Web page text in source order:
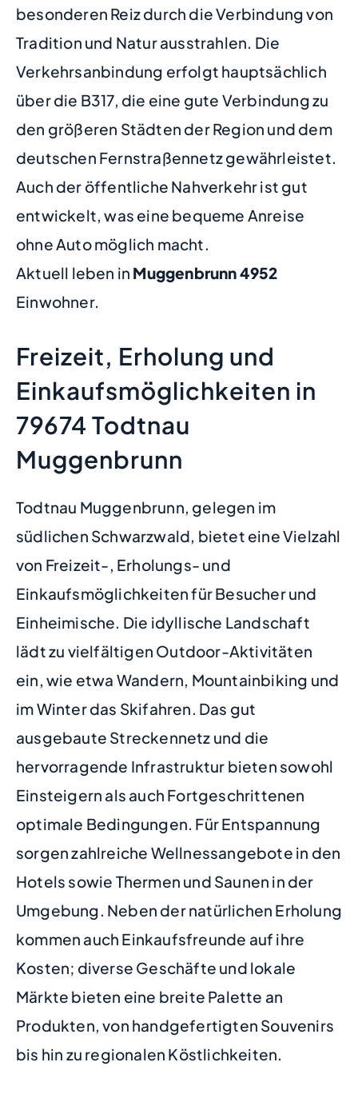
besonderen Reiz durch die Verbindung von
Tradition und Natur ausstrahlen. Die
Verkehrsanbindung erfolgt hauptsächlich
über die B317, die eine gute Verbindung zu
den größeren Städten der Region und dem
deutschen Fernstraßennetz gewährleistet.
Auch der öffentliche Nahverkehr ist gut
entwickelt, was eine bequeme Anreise
ohne Auto möglich macht.
Aktuell leben in Muggenbrunn4952
Einwohner.
Freizeit, Erholung und
Einkaufsmöglichkeiten in
79674 Todtnau
Muggenbrunn
Todtnau Muggenbrunn, gelegen im
südlichen Schwarzwald, bietet eine Vielzahl
von Freizeit-, Erholungs- und
Einkaufsmöglichkeiten für Besucher und
Einheimische. Die idyllische Landschaft
lädt zu vielfältigen Outdoor-Aktivitäten
ein, wie etwa Wandern, Mountainbiking und
im Winter das Skifahren. Das gut
ausgebaute Streckennetz und die
hervorragende Infrastruktur bieten sowohl
Einsteigern als auch Fortgeschrittenen
optimale Bedingungen. Für Entspannung
sorgen zahlreiche Wellnessangebote in den
Hotels sowie Thermen und Saunen in der
Umgebung. Neben der natürlichen Erholung
kommen auch Einkaufsfreunde auf ihre
Kosten; diverse Geschäfte und lokale
Märkte bieten eine breite Palette an
Produkten, von handgefertigten Souvenirs
bis hin zu regionalen Köstlichkeiten.